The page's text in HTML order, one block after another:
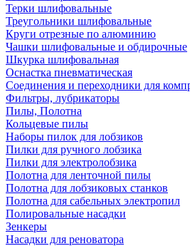
Терки шлифовальные
Треугольники шлифовальные
Круги отрезные по алюминию
Чашки шлифовальные и обдирочные
Шкурка шлифовальная
Оснастка пневматическая
Соединения и переходники для
Фильтры, лубрикаторы
Пилы, Полотна
Кольцевые пилы
Наборы пилок для лобзиков
Пилки для ручного лобзика
Пилки для электролобзика
Полотна для ленточной пилы
Полотна для лобзиковых станков
Полотна для сабельных электропил
Полировальные насадки
Зенкеры
Насадки для реноватора